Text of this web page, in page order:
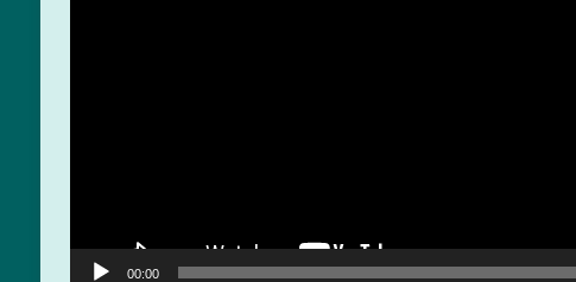
00:00